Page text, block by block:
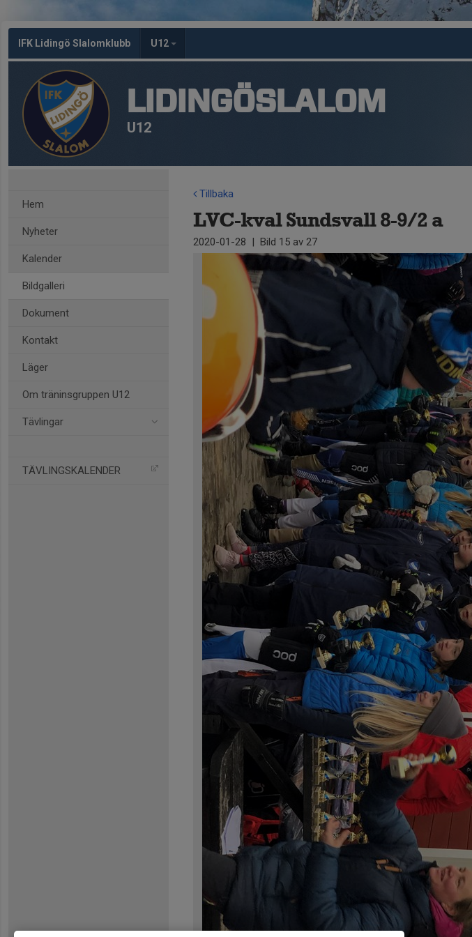
IFK Lidingö Slalomklubb U12
LIDINGÖSLALOM
U12
Hem
Nyheter
Kalender
Bildgalleri
Dokument
Kontakt
Läger
Om träninsgruppen U12
Tävlingar
TÄVLINGSKALENDER
Tillbaka
LVC-kval Sundsvall 8-9/2 a
2020-01-28 | Bild 15 av 27